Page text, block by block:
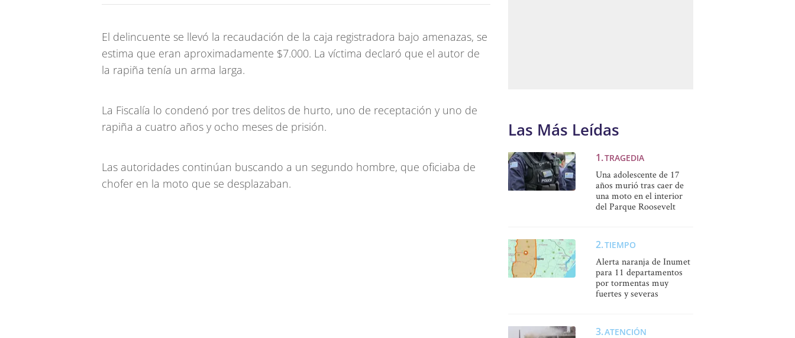
El delincuente se llevó la recaudación de la caja registradora bajo amenazas, se
estima que eran aproximadamente $7.000. La víctima declaró que el autor de
la rapiña tenía un arma larga.
La Fiscalía lo condenó por tres delitos de hurto, uno de receptación y uno de
rapiña a cuatro años y ocho meses de prisión.
Las autoridades continúan buscando a un segundo hombre, que oficiaba de
chofer en la moto que se desplazaban.
Las Más Leídas
TRAGEDIA
Una adolescente de 17
años murió tras caer de
una moto en el interior
del Parque Roosevelt
TIEMPO
Alerta naranja de Inumet
para 11 departamentos
por tormentas muy
fuertes y severas
ATENCIÓN